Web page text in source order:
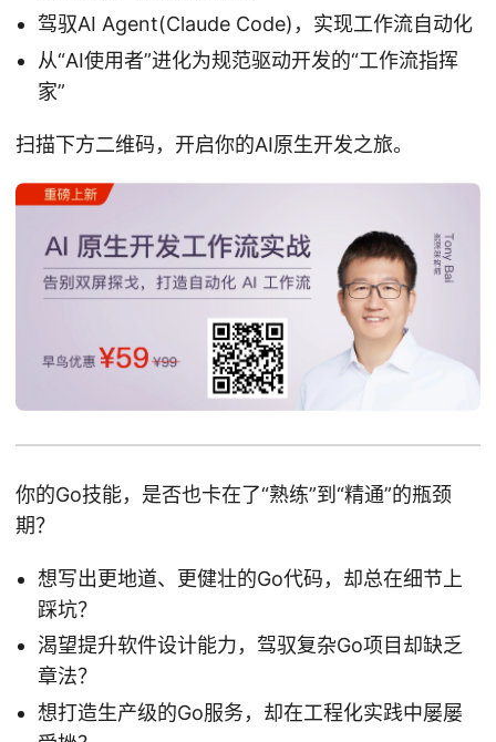
驾驭AI Agent(Claude Code)，实现工作流自动化
从“AI使用者”进化为规范驱动开发的“工作流指挥
家”
扫描下方二维码，开启你的AI原生开发之旅。
你的Go技能，是否也卡在了“熟练”到“精通”的瓶颈
期？
想写出更地道、更健壮的Go代码，却总在细节上
踩坑？
渴望提升软件设计能力，驾驭复杂Go项目却缺乏
章法？
想打造生产级的Go服务，却在工程化实践中屡屡